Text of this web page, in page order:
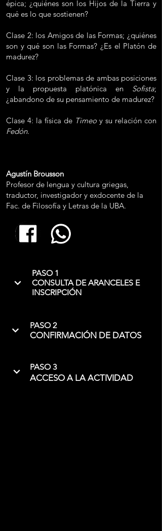
épica; ¿quiénes son los Hijos de la Tierra y
qué es lo que sostienen?
Clase 2: los Amigos de las Formas; ¿quiénes
son y qué son las Formas? ¿Es el Platón de
madurez?
Clase 3: los problemas de ambas posiciones
y la propuesta platónica en Sofista;
¿abandono de su pensamiento de madurez?
Clase 4: la física de Timeo y su relación con
Fedón.
Agustín Brousson
Profesor de lengua y cultura griegas,
traductor, investigador y exdocente de la
Fac. de Filosofía y Letras de la UBA.
PASO 1
CONSULTA DE ARANCELES E
INSCRIPCIÓN
PASO 2
CONFIRMACIÓN DE DATOS
PASO 3
ACCESO A LA ACTIVIDAD